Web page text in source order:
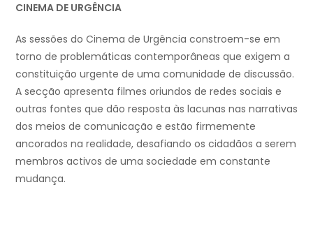
CINEMA DE URGÊNCIA
As sessões do Cinema de Urgência constroem-se em
torno de problemáticas contemporâneas que exigem a
constituição urgente de uma comunidade de discussão.
A secção apresenta filmes oriundos de redes sociais e
outras fontes que dão resposta às lacunas nas narrativas
dos meios de comunicação e estão firmemente
ancorados na realidade, desafiando os cidadãos a serem
membros activos de uma sociedade em constante
mudança.